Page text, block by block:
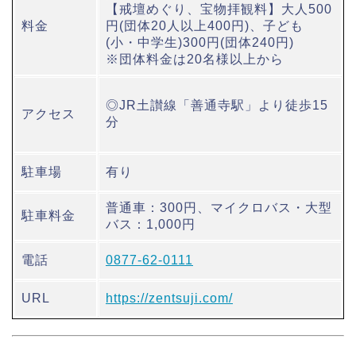
料金
【戒壇めぐり、宝物拝観料】大人500
円(団体20人以上400円)、子ども
(小・中学生)300円(団体240円)
※団体料金は20名様以上から
アクセス
◎JR土讃線「善通寺駅」より徒歩15
分
駐車場 有り
駐車料金
普通車：300円、マイクロバス・大型
バス：1,000円
電話 0877-62-0111
URL https://zentsuji.com/